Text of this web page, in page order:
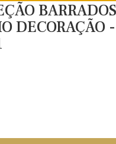
DECORAÇÃO